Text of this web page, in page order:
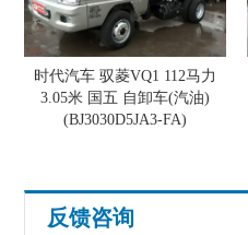
时代汽车 驭菱VQ1 112马力
3.05米 国五 自卸车(汽油)
(BJ3030D5JA3-FA)
反馈咨询